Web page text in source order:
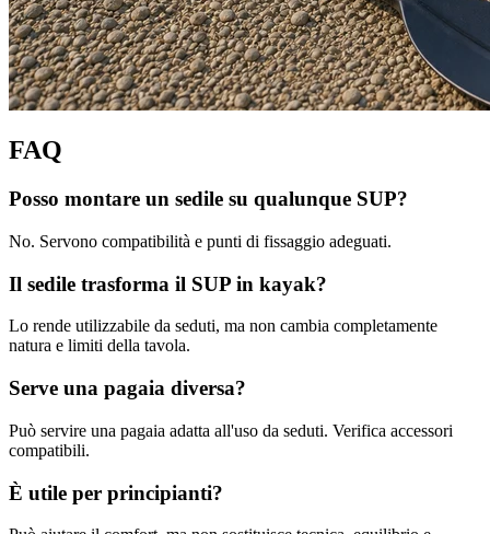
FAQ
Posso montare un sedile su qualunque SUP?
No. Servono compatibilità e punti di fissaggio adeguati.
Il sedile trasforma il SUP in kayak?
Lo rende utilizzabile da seduti, ma non cambia completamente
natura e limiti della tavola.
Serve una pagaia diversa?
Può servire una pagaia adatta all'uso da seduti. Verifica accessori
compatibili.
È utile per principianti?